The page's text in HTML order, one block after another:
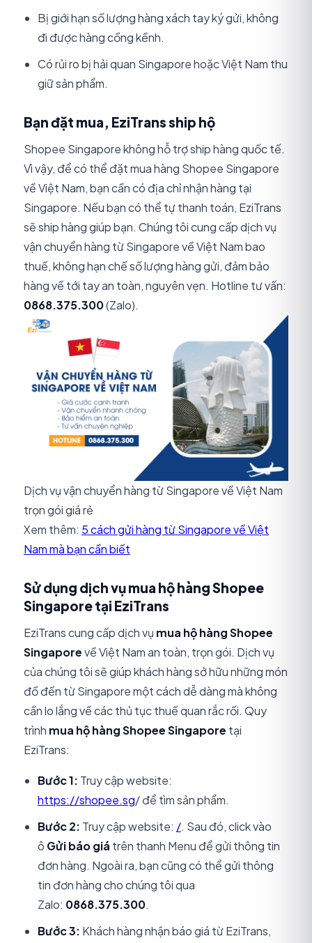
Bị giới hạn số lượng hàng xách tay ký gửi, không
đi được hàng cồng kềnh.
Có rủi ro bị hải quan Singapore hoặc Việt Nam thu
giữ sản phẩm.
Bạn đặt mua, EziTrans ship hộ
Shopee Singapore không hỗ trợ ship hàng quốc tế.
Vì vậy, để có thể đặt mua hàng Shopee Singapore
về Việt Nam, bạn cần có địa chỉ nhận hàng tại
Singapore. Nếu bạn có thể tự thanh toán, EziTrans
sẽ ship hàng giúp bạn. Chúng tôi cung cấp dịch vụ
vận chuyển hàng từ Singapore về Việt Nam bao
thuế, không hạn chế số lượng hàng gửi, đảm bảo
hàng về tới tay an toàn, nguyên vẹn. Hotline tư vấn:
0868.375.300(Zalo).
Dịch vụ vận chuyển hàng từ Singapore về Việt Nam
trọn gói giá rẻ
Xem thêm: 5 cách gửi hàng từ Singapore về Việt
Nam mà bạn cần biết
Sử dụng dịch vụ mua hộ hàng Shopee
Singapore tại EziTrans
EziTrans cung cấp dịch vụ mua hộ hàng Shopee
Singaporevề Việt Nam an toàn, trọn gói. Dịch vụ
của chúng tôi sẽ giúp khách hàng sở hữu những món
đồ đến từ Singapore một cách dễ dàng mà không
cần lo lắng về các thủ tục thuế quan rắc rối. Quy
trình mua hộ hàng Shopee Singapore tại
EziTrans:
Bước 1: Truy cập website:
https://shopee.sg/ để tìm sản phẩm.
Bước 2: Truy cập website: /. Sau đó, click vào
ô Gửi báo giá trên thanh Menu để gửi thông tin
đơn hàng. Ngoài ra, bạn cũng có thể gửi thông
tin đơn hàng cho chúng tôi qua
Zalo: 0868.375.300.
Bước 3: Khách hàng nhận báo giá từ EziTrans,